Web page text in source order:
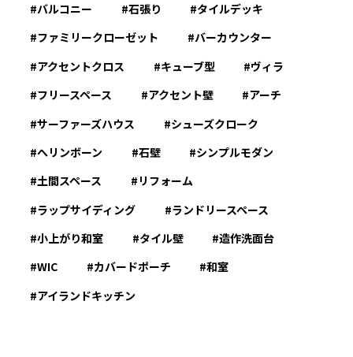
バルコニー
石張り
タイルデッキ
ファミリークローゼット
バーカウンター
アクセントクロス
キューブ型
ヴィラ
フリースペース
アクセント壁
アーチ
サーファーズハウス
シューズクローク
へリンボーン
石壁
シンプルモダン
土間スペース
リフォーム
ラップサイディング
ランドリースペース
小上がり和室
タイル壁
造作洗面台
WIC
カバードポーチ
和室
アイランドキッチン